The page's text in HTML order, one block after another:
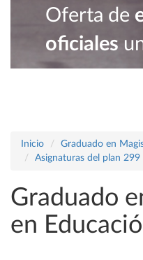
Oferta de
oficiales
Inicio
Graduado en
Asignaturas del plan 299
Graduado
en